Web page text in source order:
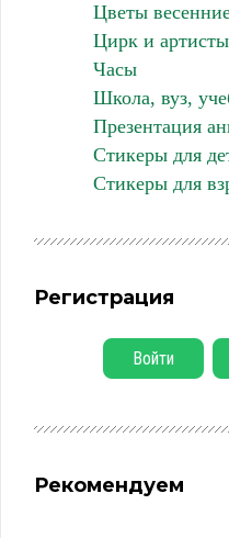
Цветы
Цирк и артисты
Часы
Школа, вуз,
Презентация
Стикеры для
Стикеры для
Регистрация
Войти
Рекомендуем